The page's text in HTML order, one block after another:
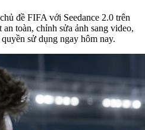
đề FIFA với Seedance 2.0 trên
toàn, chỉnh sửa ảnh sang video,
sử dụng ngay hôm nay.